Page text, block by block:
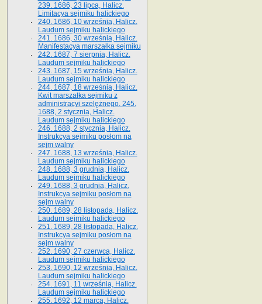
239. 1686, 23 lipca, Halicz.
Limitacya sejmiku halickiego
240. 1686, 10 września, Halicz.
Laudum sejmiku halickiego
241. 1686, 30 września, Halicz.
Manifestacya marszałka sejmiku
242. 1687, 7 sierpnia, Halicz.
Laudum sejmiku halickiego
243. 1687, 15 września, Halicz.
Laudum sejmiku halickiego
244. 1687, 18 września, Halicz.
Kwit marszałka sejmiku z
administracyi szelężnego. 245.
1688, 2 stycznia, Halicz.
Laudum sejmiku halickiego
246. 1688, 2 stycznia, Halicz.
Instrukcya sejmiku posłom na
sejm walny
247. 1688, 13 września, Halicz.
Laudum sejmiku halickiego
248. 1688, 3 grudnia, Halicz.
Laudum sejmiku halickiego
249. 1688, 3 grudnia, Halicz.
Instrukcya sejmiku posłom na
sejm walny
250. 1689, 28 listopada, Halicz.
Laudum sejmiku halickiego
251. 1689, 28 listopada, Halicz.
Instrukcya sejmiku posłom na
sejm walny
252. 1690, 27 czerwca, Halicz.
Laudum sejmiku halickiego
253. 1690, 12 września, Halicz.
Laudum sejmiku halickiego
254. 1691, 11 września, Halicz.
Laudum sejmiku halickiego
255. 1692, 12 marca, Halicz.